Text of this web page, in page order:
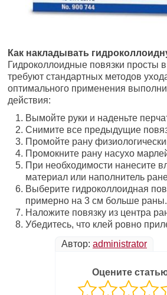
Как накладывать
Гидроколлоидные повязки просты
требуют стандартных методов
оптимального применения
действия:
Вымойте руки и наденьте
Снимите все предыдущие
Промойте рану
Промокните рану насухо
При необходимости нанесите
материал или наполнитель
Выберите гидроколлоидная
примерно на 3 см больше раны.
Наложите повязку из центра
Убедитесь, что клей ровно
Автор: administrator
Оцените